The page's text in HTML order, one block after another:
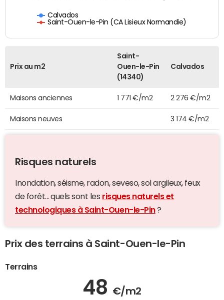
Calvados
Saint-Ouen-le-Pin (CA Lisieux Normandie)
Prix au m2
Saint-
Ouen-le-Pin
(14340)
Calvados
Maisons anciennes 1 771 €/m2 2 276 €/m2
Maisons neuves 3 174 €/m2
Risques naturels
Inondation, séisme, radon, seveso, sol argileux, feux
de forêt... quels sont les risques naturels et
technologiques à Saint-Ouen-le-Pin?
Prix des terrains à Saint-Ouen-le-Pin
Terrains
48 €/m2